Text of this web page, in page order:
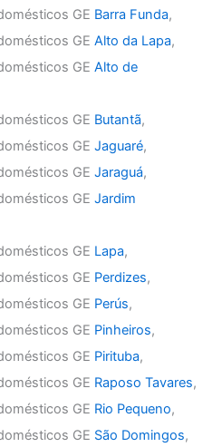
GE Barra Funda,
GEAlto da Lapa,
GEAlto de
GE Butantã,
GEJaguaré,
GEJaraguá,
GEJardim
GE Lapa,
GE Perdizes,
GE Perús,
GE Pinheiros,
GE Pirituba,
GE Raposo Tavares,
GE Rio Pequeno,
GE São Domingos,